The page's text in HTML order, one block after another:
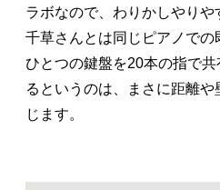
ラボなので、わりかしやりや
千草さんとは同じピアノでの
ひとつの鍵盤を20本の指で
るというのは、まさに距離
じます。